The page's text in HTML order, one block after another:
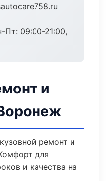
Пт: 09:00-21:00,
и
ремонт и
для
и качества на